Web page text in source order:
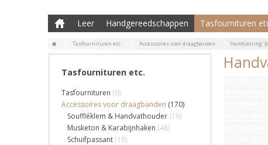
Leer Handgereedschappen Tasfournituren
Tasfournituren etc. Accessoires voor draagbanden Handvatring
Tasfournituren etc.
Tasfournituren (0)
Accessoires voor draagbanden (170)
Souffléklem & Handvathouder (19)
Musketon & Karabijnhaken (48)
Schuifpassant (16)